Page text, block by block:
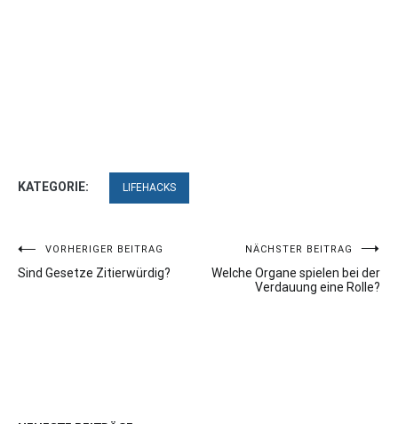
KATEGORIE: LIFEHACKS
Beitragsnavigation
VORHERIGER BEITRAG
Sind Gesetze Zitierwürdig?
NÄCHSTER BEITRAG
Welche Organe spielen bei der
Verdauung eine Rolle?